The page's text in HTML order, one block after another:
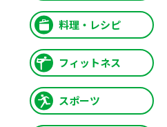
料理・レシピ
フィットネス
スポーツ